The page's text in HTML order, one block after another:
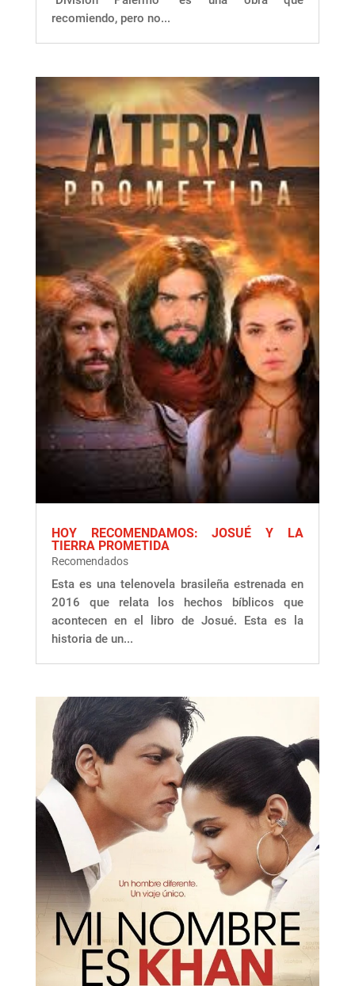
recomiendo, pero no...
HOY RECOMENDAMOS: JOSUÉ Y LA
TIERRA PROMETIDA
Recomendados
Esta es una telenovela brasileña estrenada en
2016 que relata los hechos bíblicos que
acontecen en el libro de Josué. Esta es la
historia de un...